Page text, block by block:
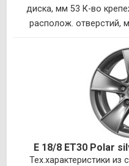
диска, мм 53 К-во
располож. отверстий,
E 18/8 ET30 Polar
Тех.характеристики из